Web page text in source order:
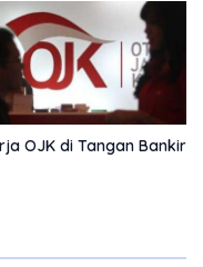
OJK di Tangan Bankir